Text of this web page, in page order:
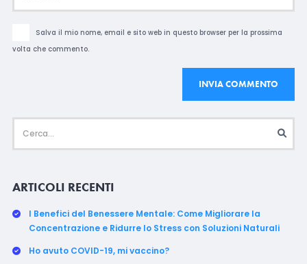
Salva il mio nome, email e sito web in questo browser per la prossima
volta che commento.
ARTICOLI RECENTI
I Benefici del Benessere Mentale: Come Migliorare la
Concentrazione e Ridurre lo Stress con Soluzioni Naturali
Ho avuto COVID-19, mi vaccino?